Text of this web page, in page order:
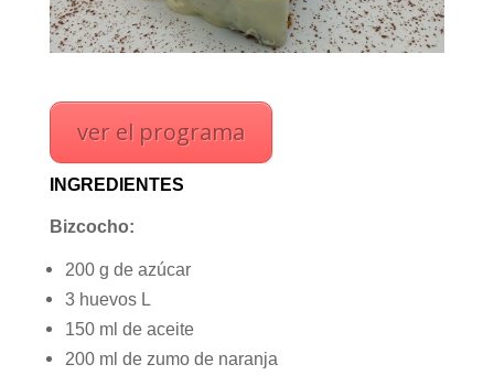
ver el programa
INGREDIENTES
Bizcocho:
200 g de azúcar
3 huevos L
150 ml de aceite
200 ml de zumo de naranja